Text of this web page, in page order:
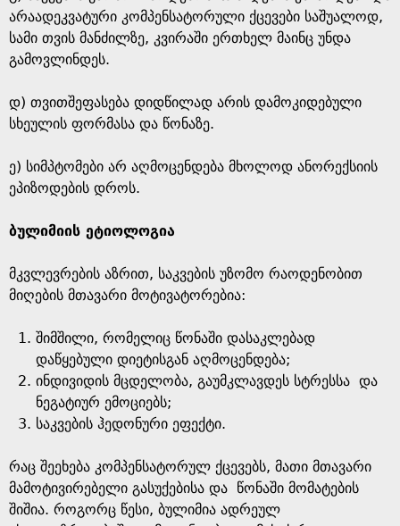
არაადეკვატური კომპენსატორული ქცევები საშუალოდ,
სამი თვის მანძილზე, კვირაში ერთხელ მაინც უნდა
გამოვლინდეს.
დ) თვითშეფასება დიდწილად არის დამოკიდებული
სხეულის ფორმასა და წონაზე.
ე) სიმპტომები არ აღმოცენდება მხოლოდ ანორექსიის
ეპიზოდების დროს.
ბულიმიის ეტიოლოგია
მკვლევრების აზრით, საკვების უზომო რაოდენობით
მიღების მთავარი მოტივატორებია:
შიმშილი, რომელიც წონაში დასაკლებად
დაწყებული დიეტისგან აღმოცენდება;
ინდივიდის მცდელობა, გაუმკლავდეს სტრესსა და
ნეგატიურ ემოციებს;
საკვების ჰედონური ეფექტი.
რაც შეეხება კომპენსატორულ ქცევებს, მათი მთავარი
მამოტივირებელი გასუქებისა და წონაში მომატების
შიშია. როგორც წესი, ბულიმია ადრეულ